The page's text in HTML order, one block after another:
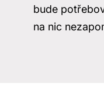
bude
na nic